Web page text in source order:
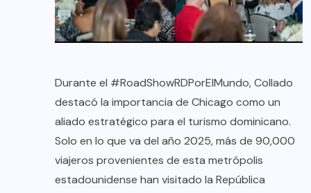
Durante el #RoadShowRDPorElMundo, Collado
destacó la importancia de Chicago como un
aliado estratégico para el turismo dominicano.
Solo en lo que va del año 2025, más de 90,000
viajeros provenientes de esta metrópolis
estadounidense han visitado la República